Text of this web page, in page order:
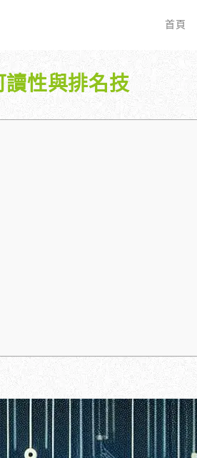
首頁
表現
略
廣告行銷基礎知識
廣告平台與策略選擇
性與排名技